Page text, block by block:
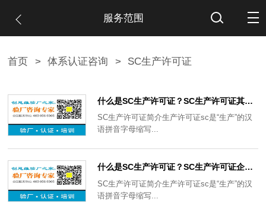
服务范围
首页 > 体系认证咨询 > SC生产许可证
什么是SC生产许可证？SC生产许可证其产品企业备案号申请流程及有效期
SC生产许可证简介生产许可证sc是“生产”的汉
语拼音字母缩写...
什么是SC生产许可证？SC生产许可证企业产品制定原则及企业标准
SC生产许可证简介生产许可证sc是“生产”的汉
语拼音字母缩写...